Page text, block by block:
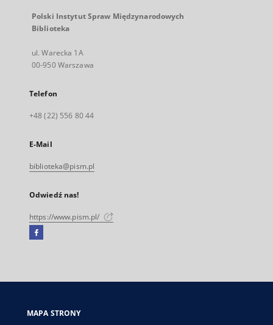
Polski Instytut Spraw Międzynarodowych
Biblioteka
ul. Warecka 1A
00-950 Warszawa
Telefon
+48 (22) 556 80 44
E-Mail
biblioteka@pism.pl
Odwiedź nas!
https://www.pism.pl/
Facebook
się
karcie
MAPA STRONY